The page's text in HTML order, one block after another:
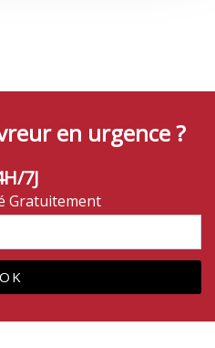
en urgence ?
7J
Gratuitement